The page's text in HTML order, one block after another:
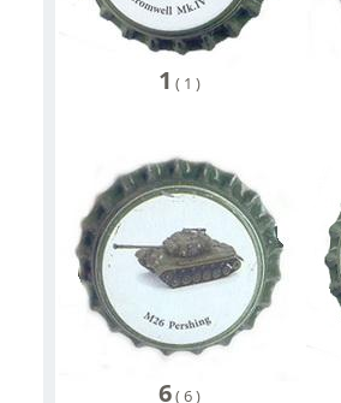
1 ( 1 )
6(6)